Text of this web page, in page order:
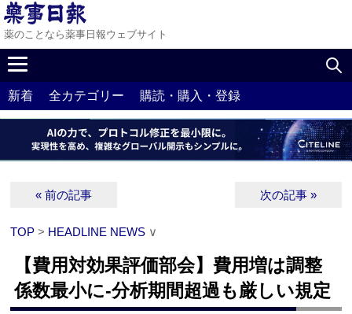
薬のことなら薬事日報ウェブサイト
新着 全カテゴリー 購読・購入・登録
« 前の記事 次の記事 »
TOP > HEADLINE NEWS ∨
【費用対効果評価部会】費用増は調整
係数最小に‐分析期間超過も厳しい規定